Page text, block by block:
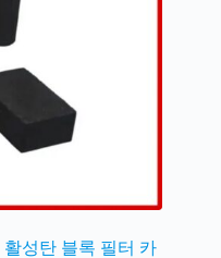
성탄 블록 필터 카